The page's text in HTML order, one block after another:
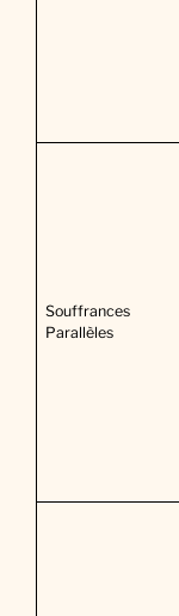
Souffrances
Parallèles